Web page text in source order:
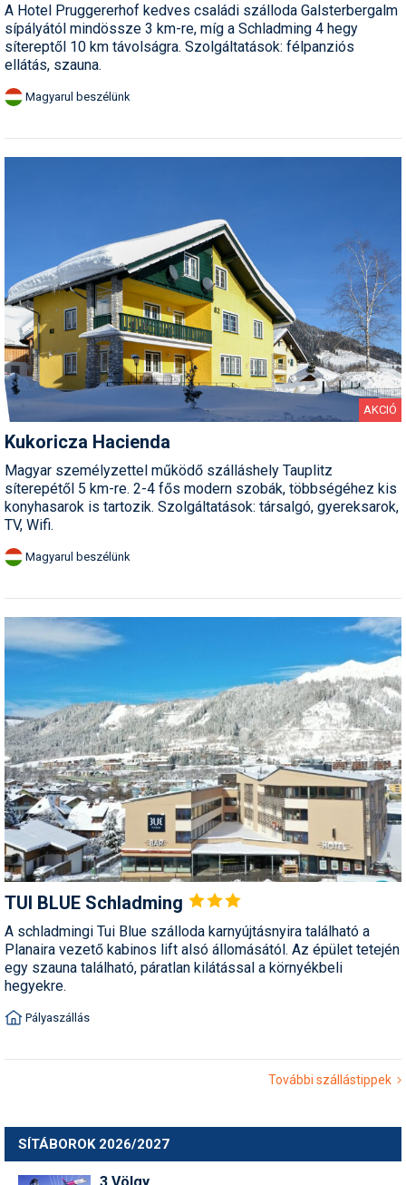
A Hotel Pruggererhof kedves családi szálloda Galsterbergalm
sípályától mindössze 3 km-re, míg a Schladming 4 hegy
sítereptől 10 km távolságra. Szolgáltatások: félpanziós
ellátás, szauna.
Magyarul beszélünk
AKCIÓ
Kukoricza Hacienda
Magyar személyzettel működő szálláshely Tauplitz
síterepétől 5 km-re. 2-4 fős modern szobák, többségéhez kis
konyhasarok is tartozik. Szolgáltatások: társalgó, gyereksarok,
TV, Wifi.
Magyarul beszélünk
TUI BLUE Schladming
A schladmingi Tui Blue szálloda karnyújtásnyira található a
Planaira vezető kabinos lift alsó állomásától. Az épület tetején
egy szauna található, páratlan kilátással a környékbeli
hegyekre.
Pályaszállás
További szállástippek
SÍTÁBOROK 2026/2027
3 Völgy